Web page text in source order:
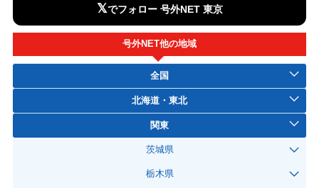
𝕏でフォロー 号外NET 東京
号外NET他の地域
全国
北海道・東北
関東
茨城県
栃木県